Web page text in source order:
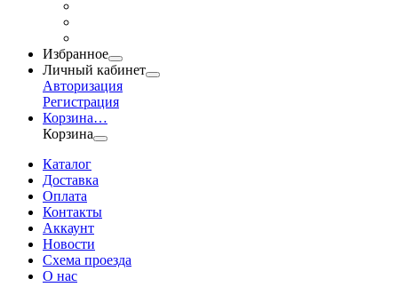
Избранное
Личный кабинет
Авторизация
Регистрация
Корзина…
Корзина
Каталог
Доставка
Оплата
Контакты
Аккаунт
Новости
Схема проезда
О нас